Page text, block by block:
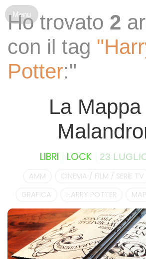
Ho trovato 2
con il tag
Potter:"
La Mappa
LIBRI LOCK 23
AMM CINEMA / FILM / SERIE TV
GRAFICA
HARRY POTTER